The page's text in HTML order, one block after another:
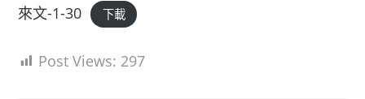
來文-1-30 下載
Post Views: 297